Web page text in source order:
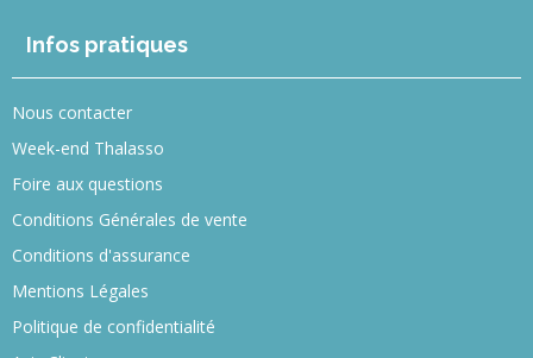
Infos pratiques
Nous contacter
Week-end Thalasso
Foire aux questions
Conditions Générales de vente
Conditions d'assurance
Mentions Légales
Politique de confidentialité